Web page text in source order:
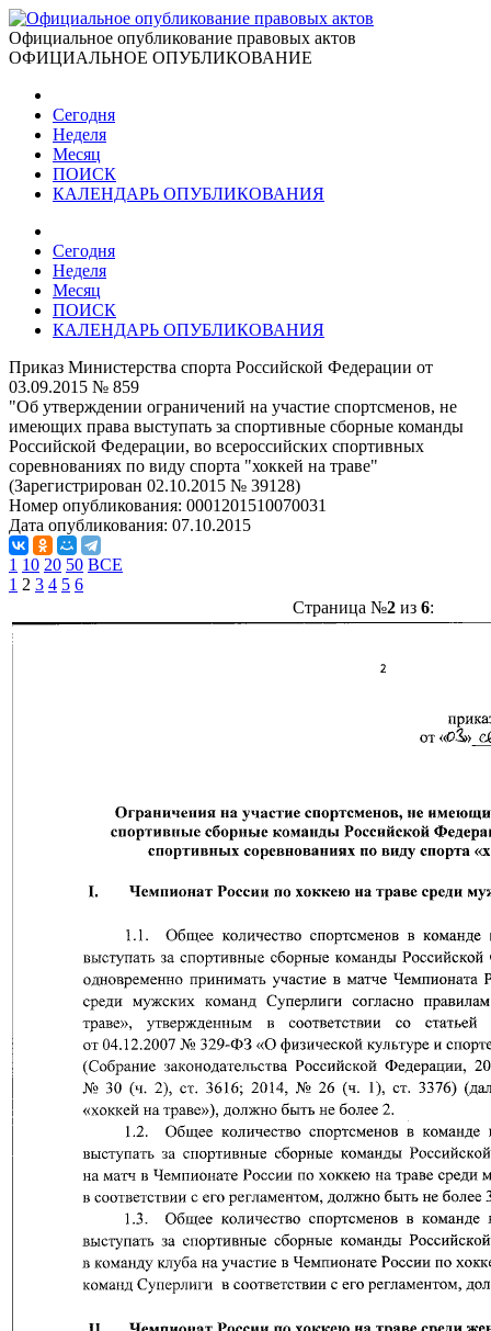
Официальное опубликование правовых актов
ОФИЦИАЛЬНОЕ ОПУБЛИКОВАНИЕ
Сегодня
Неделя
Месяц
ПОИСК
КАЛЕНДАРЬ ОПУБЛИКОВАНИЯ
Сегодня
Неделя
Месяц
ПОИСК
КАЛЕНДАРЬ ОПУБЛИКОВАНИЯ
Приказ Министерства спорта Российской Федерации от
03.09.2015 № 859
"Об утверждении ограничений на участие спортсменов, не
имеющих права выступать за спортивные сборные команды
Российской Федерации, во всероссийских спортивных
соревнованиях по виду спорта "хоккей на траве"
(Зарегистрирован 02.10.2015 № 39128)
Номер опубликования: 0001201510070031
Дата опубликования: 07.10.2015
1 10 20 50 ВСЕ
1 2 3 4 5 6
Страница №2из 6: